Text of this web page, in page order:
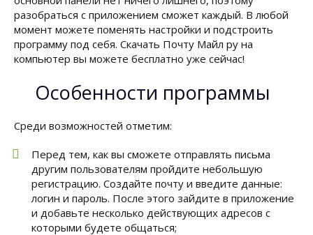
разобраться с приложением сможет каждый. В любой
момент можете поменять настройки и подстроить
программу под себя. Скачать Почту Майл ру на
компьютер вы можете бесплатно уже сейчас!
Особенности программы
Среди возможностей отметим:
Перед тем, как вы сможете отправлять письма
другим пользователям пройдите небольшую
регистрацию. Создайте почту и введите данные:
логин и пароль. После этого зайдите в приложение
и добавьте несколько действующих адресов с
которыми будете общаться;